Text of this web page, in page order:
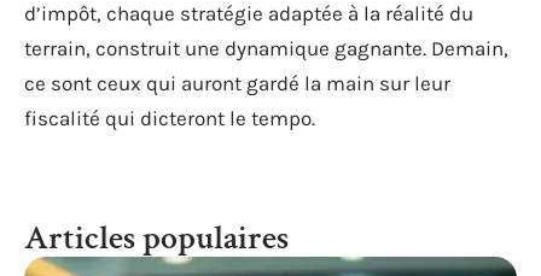
d’impôt, chaque stratégie adaptée à la réalité du
terrain, construit une dynamique gagnante. Demain,
ce sont ceux qui auront gardé la main sur leur
fiscalité qui dicteront le tempo.
Articles populaires